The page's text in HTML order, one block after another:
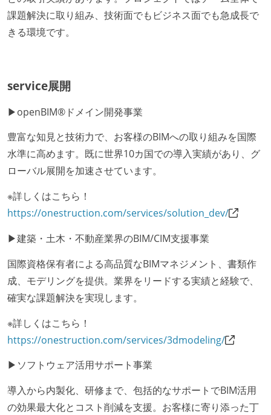
課題解決に取り組み、技術面でもビジネス面でも急成長で
きる環境です。
service展開
▶openBIM®ドメイン開発事業
豊富な知見と技術力で、お客様のBIMへの取り組みを国際
水準に高めます。既に世界10カ国での導入実績があり、グ
ローバル展開を加速させています。
※詳しくはこちら！
https://onestruction.com/services/solution_dev/
▶建築・土木・不動産業界のBIM/CIM支援事業
国際資格保有者による高品質なBIMマネジメント、書類作
成、モデリングを提供。業界をリードする実績と経験で、
確実な課題解決を実現します。
※詳しくはこちら！
https://onestruction.com/services/3dmodeling/
▶ソフトウェア活用サポート事業
導入から内製化、研修まで、包括的なサポートでBIM活用
の効果最大化とコスト削減を支援。お客様に寄り添った丁